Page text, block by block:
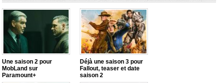
Une saison 2 pour
MobLand sur
Paramount+
Déjà une saison 3 pour
Fallout, teaser et date
saison 2